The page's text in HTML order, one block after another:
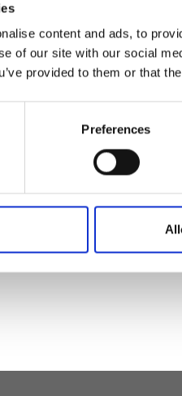
content and ads, to
of our site with our social
provided to them or that
Preferences
026